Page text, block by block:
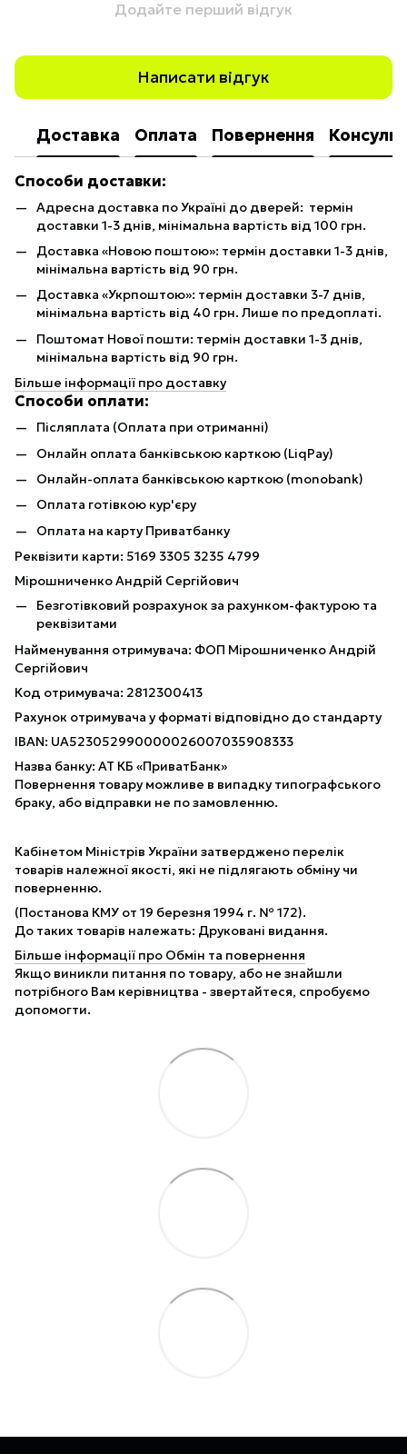
Додайте перший відгук
Написати відгук
Доставка Оплата Повернення
Способи доставки:
Адресна доставка по Україні до дверей: термін
доставки 1-3 днів, мінімальна вартість від 100 грн.
Доставка «Новою поштою»: термін доставки 1-3 днів,
мінімальна вартість від 90 грн.
Доставка «Укрпоштою»: термін доставки 3-7 днів,
мінімальна вартість від 40 грн. Лише по предоплаті.
Поштомат Нової пошти: термін доставки 1-3 днів,
мінімальна вартість від 90 грн.
Більше інформації про доставку
Способи оплати:
Післяплата (Оплата при отриманні)
Онлайн оплата банківською карткою (LiqPay)
Онлайн-оплата банківською карткою (monobank)
Оплата готівкою кур'єру
Оплата на карту Приватбанку
Реквізити карти: 5169 3305 3235 4799
Мірошниченко Андрій Сергійович
Безготівковий розрахунок за рахунком-фактурою та
реквізитами
Найменування отримувача: ФОП Мірошниченко Андрій
Сергійович
Код отримувача: 2812300413
Рахунок отримувача у форматі відповідно до стандарту
IBAN: UA523052990000026007035908333
Назва банку: АТ КБ «ПриватБанк»
Повернення товару можливе в випадку типографського
браку, або відправки не по замовленню.
Кабінетом Міністрів України затверджено перелік
товарів належної якості, які не підлягають обміну чи
поверненню.
(Постанова КМУ от 19 березня 1994 г. № 172).
До таких товарів належать: Друковані видання.
Більше інформації про Обмін та повернення
Якщо виникли питання по товару, або не знайшли
потрібного Вам керівництва - звертайтеся, спробуємо
допомогти.